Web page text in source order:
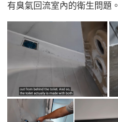
有臭氣回流室內的衛生問題。